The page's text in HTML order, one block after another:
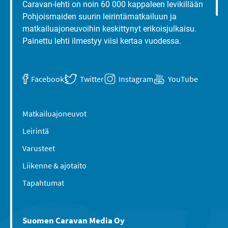
Caravan-lehti on noin 60 000 kappaleen levikillään
Pohjoismaiden suurin leirintämatkailuun ja
matkailuajoneuvoihin keskittynyt erikoisjulkaisu.
Painettu lehti ilmestyy viisi kertaa vuodessa.
Facebook Twitter Instagram YouTube
Matkailuajoneuvot
Leirintä
Varusteet
Liikenne & ajotaito
Tapahtumat
Suomen Caravan Media Oy